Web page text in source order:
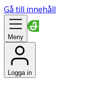
Gå till innehåll
Meny
Logga in